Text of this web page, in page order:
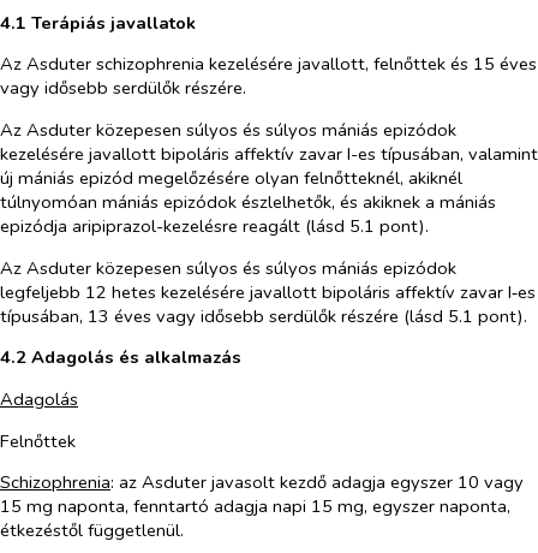
4.1 Terápiás javallatok
Az Asduter schizophrenia kezelésére javallott, felnőttek és 15 éves
vagy idősebb serdülők részére.
Az Asduter közepesen súlyos és súlyos mániás epizódok
kezelésére javallott bipoláris affektív zavar I-es típusában, valamint
új mániás epizód megelőzésére olyan felnőtteknél, akiknél
túlnyomóan mániás epizódok észlelhetők, és akiknek a mániás
epizódja aripiprazol-kezelésre reagált (lásd 5.1 pont).
Az Asduter közepesen súlyos és súlyos mániás epizódok
legfeljebb 12 hetes kezelésére javallott bipoláris affektív zavar I‑es
típusában, 13 éves vagy idősebb serdülők részére (lásd 5.1 pont).
4.2 Adagolás és alkalmazás
Adagolás
Felnőttek
Schizophrenia: az Asduter javasolt kezdő adagja egyszer 10 vagy
15 mg naponta, fenntartó adagja napi 15 mg, egyszer naponta,
étkezéstől függetlenül.